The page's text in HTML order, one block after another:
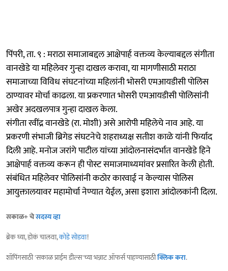
पिंपरी, ता. ९ : मराठा समाजाबद्दल आक्षेपार्ह वक्तव्य केल्याबद्दल संगीता
वानखेडे या महिलेवर गुन्हा दाखल करावा, या मागणीसाठी मराठा
समाजाच्या विविध संघटनांच्या महिलांनी भोसरी एमआयडीसी पोलिस
ठाण्यावर मोर्चा काढला. या प्रकरणात भोसरी एमआयडीसी पोलिसांनी
अखेर अदखलपात्र गुन्हा दाखल केला.
संगीता रवींद्र वानखेडे (रा. मोशी) असे आरोपी महिलेचे नाव आहे. या
प्रकरणी संभाजी ब्रिगेड संघटनेचे शहराध्यक्ष सतीश काळे यांनी फिर्याद
दिली आहे. मनोज जरांगे पाटील यांच्या आंदोलनासंदर्भात वानखेडे हिने
आक्षेपार्ह वक्तव्य करून ही पोस्ट समाजमाध्यमांवर प्रसारित केली होती.
संबंधित महिलेवर पोलिसांनी कठोर कारवाई न केल्यास पोलिस
आयुक्तालयावर महामोर्चा नेण्यात येईल, असा इशारा आंदोलकांनी दिला.
सकाळ+ चेसदस्य व्हा
ब्रेक घ्या, डोकं चालवा,कोडे सोडवा!
शॉपिंगसाठी 'सकाळ प्राईम डील्स'च्या भन्नाट ऑफर्स पाहण्यासाठीक्लिक करा.